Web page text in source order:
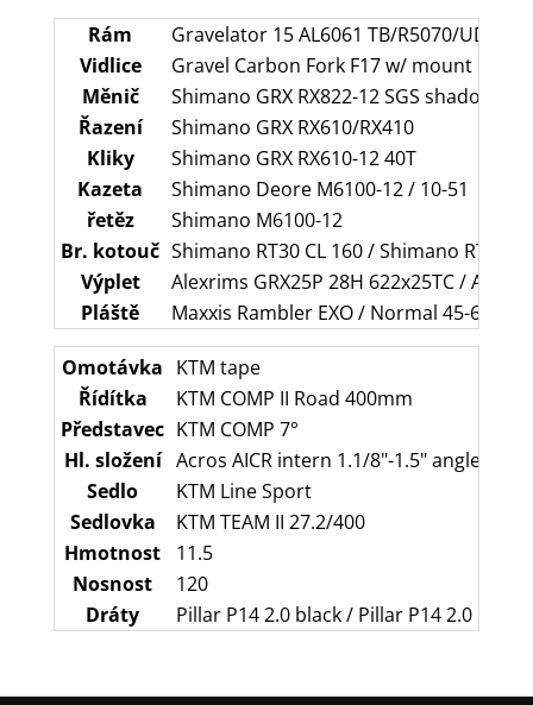
Rám
Gravelator 15 AL6061 TB/R5070/UDH
Vidlice
Gravel Carbon Fork F17 w/ mount
Měnič
Shimano GRX RX822-12 SGS shadow+
Řazení
Shimano GRX RX610/RX410
Kliky
Shimano GRX RX610-12 40T
Kazeta
Shimano Deore M6100-12 / 10-51
řetěz
Shimano M6100-12
Br. kotouč Shimano RT30 CL 160 / Shimano RT30
Výplet
Alexrims GRX25P 28H 622x25TC /
Pláště
Maxxis Rambler EXO / Normal 45-622
Omotávka KTM tape
Řídítka
KTM COMP II Road 400mm
Představec KTM COMP 7°
Hl. složení Acros AICR intern 1.1/8"-1.5" angle lim
Sedlo
KTM Line Sport
Sedlovka
KTM TEAM II 27.2/400
Hmotnost
11.5
Nosnost
120
Dráty
Pillar P14 2.0 black / Pillar P14 2.0 black